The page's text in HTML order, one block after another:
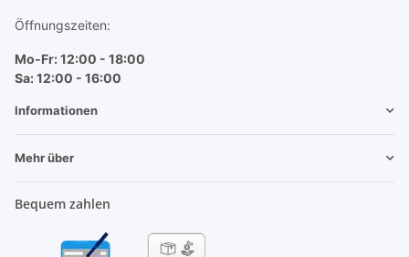
Öffnungszeiten:
Mo-Fr: 12:00 - 18:00
Sa: 12:00 - 16:00
Informationen
Mehr über
Bequem zahlen